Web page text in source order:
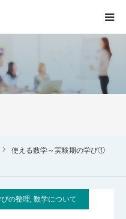
使える数学～実験期の学び①
の整理,数学について